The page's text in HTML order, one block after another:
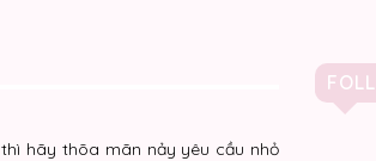
hãy thõa mãn nảy yêu cầu nhỏ